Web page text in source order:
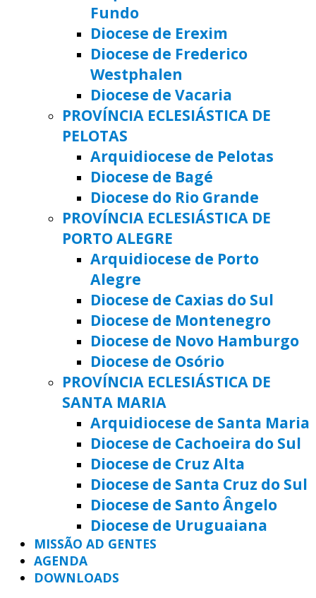
Fundo
Diocese de Erexim
Diocese de Frederico
Westphalen
Diocese de Vacaria
PROVÍNCIA ECLESIÁSTICA DE
PELOTAS
Arquidiocese de Pelotas
Diocese de Bagé
Diocese do Rio Grande
PROVÍNCIA ECLESIÁSTICA DE
PORTO ALEGRE
Arquidiocese de Porto
Alegre
Diocese de Caxias do Sul
Diocese de Montenegro
Diocese de Novo Hamburgo
Diocese de Osório
PROVÍNCIA ECLESIÁSTICA DE
SANTA MARIA
Arquidiocese de Santa Maria
Diocese de Cachoeira do Sul
Diocese de Cruz Alta
Diocese de Santa Cruz do Sul
Diocese de Santo Ângelo
Diocese de Uruguaiana
MISSÃO AD GENTES
AGENDA
DOWNLOADS